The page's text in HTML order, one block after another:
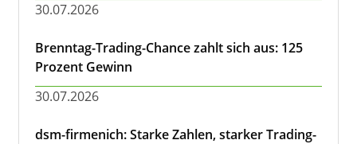
30.07.2026
Brenntag-Trading-Chance zahlt sich aus: 125
Prozent Gewinn
30.07.2026
dsm-firmenich: Starke Zahlen, starker Trading-